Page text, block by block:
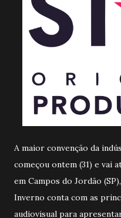
A maior convenção da
começou ontem (31) e vai
em Campos do Jordão
Inverno conta com as
audiovisual para